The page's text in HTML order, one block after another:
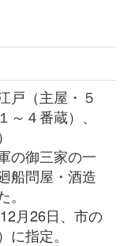
戸（主屋・５
～４番蔵）、
の御三家の一
船問屋・酒造
月26日、市の
指定。